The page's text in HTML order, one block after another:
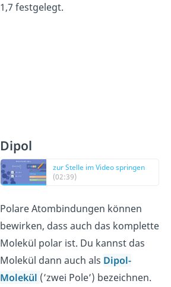
1,7 festgelegt.
Dipol
zur Stelle im Video springen
(02:39)
Polare Atombindungen können
bewirken, dass auch das komplette
Molekül polar ist. Du kannst das
Molekül dann auch als Dipol-
Molekül (’zwei Pole’) bezeichnen.